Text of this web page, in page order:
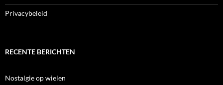
Privacybeleid
RECENTE BERICHTEN
Nostalgie op wielen